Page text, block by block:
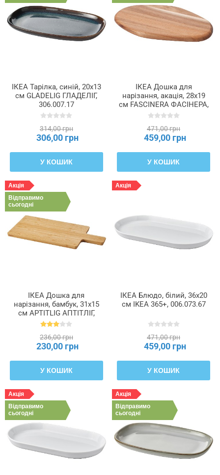
ІКЕА Тарілка, синій, 20x13
см GLADELIG ГЛАДЕЛІГ,
306.007.17
314,00 грн
306,00 грн
У КОШИК
ІКЕА Дошка для
нарізання, акація, 28x19
см FASCINERA ФАСІНЕРА,
005.033.60
471,00 грн
459,00 грн
У КОШИК
Акція
Відправимо
сьогодні
ІКЕА Дошка для
нарізання, бамбук, 31x15
см APTITLIG АПТІТЛІГ,
405.572.47
236,00 грн
230,00 грн
У КОШИК
Акція
ІКЕА Блюдо, білий, 36x20
см IKEA 365+, 006.073.67
471,00 грн
459,00 грн
У КОШИК
Акція
Відправимо
сьогодні
Акція
Відправимо
сьогодні